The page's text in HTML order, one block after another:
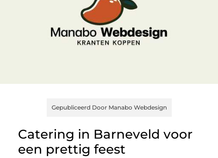
Gepubliceerd Door Manabo Webdesign
Catering in Barneveld voor
een prettig feest